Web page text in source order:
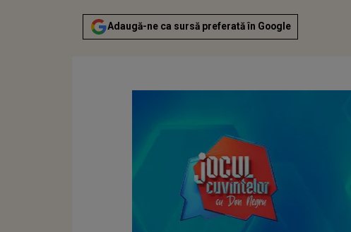
Adaugă-ne ca sursă preferată în Google